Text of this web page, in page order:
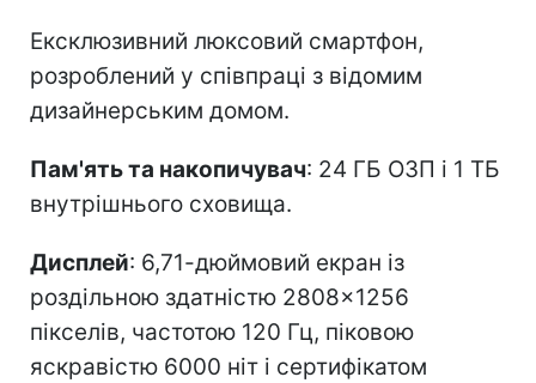
Ексклюзивний люксовий смартфон,
розроблений у співпраці з відомим
дизайнерським домом.
Пам'ять та накопичувач: 24 ГБ ОЗП і 1 ТБ
внутрішнього сховища.
Дисплей: 6,71-дюймовий екран із
роздільною здатністю 2808×1256
пікселів, частотою 120 Гц, піковою
яскравістю 6000 ніт і сертифікатом